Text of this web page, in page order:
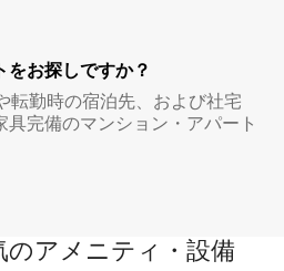
お探しですか？
勤時の宿泊先、および社宅
具完備のマンション・アパート
のアメニティ・設備